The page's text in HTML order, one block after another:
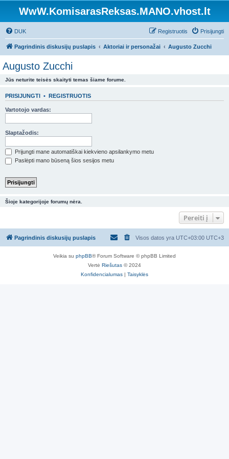
WwW.KomisarasReksas.MANO.vhost.lt
DUK Prisijungti
Registruotis
Pagrindinis diskusijų puslapis Aktoriai ir personažai Augusto Zucchi
Augusto Zucchi
Jūs neturite teisės skaityti temas šiame forume.
PRISIJUNGTI • REGISTRUOTIS
Vartotojo vardas:
Slaptažodis:
Prijungti mane automatiškai kiekvieno apsilankymo metu
Paslėpti mano būseną šios sesijos metu
Šioje kategorijoje forumų nėra.
Pereiti į
Pagrindinis diskusijų puslapis Visos datos yra UTC+03:00 UTC+3
Veikia su phpBB® Forum Software © phpBB Limited
Vertė Riešutas © 2024
Konfidencialumas | Taisyklės